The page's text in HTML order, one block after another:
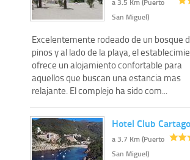
a 3.5 Km (Puerto
San Miguel)
Excelentemente rodeado de un bosque
pinos y al lado de la playa, el
ofrece un alojamiento confortable para
aquellos que buscan una estancia mas
relajante. El complejo ha sido com...
Hotel Club Cartago
a 3.7 Km (Puerto
San Miguel)